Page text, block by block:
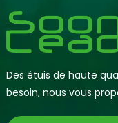
Des étuis de haute
besoin, nous vous